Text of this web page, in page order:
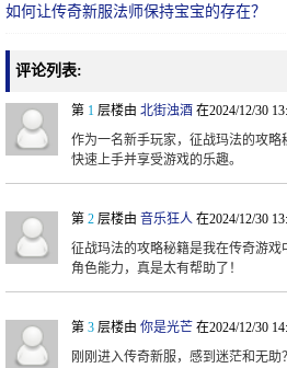
如何让传奇新服法师保持宝宝的存在？
评论列表:
第 1 层楼由 北街浊酒 在2024/12/30
作为一名新手玩家，征战玛法的攻
快速上手并享受游戏的乐趣。
第 2 层楼由 音乐狂人 在2024/12/30
征战玛法的攻略秘籍是我在传奇游
角色能力，真是太有帮助了！
第 3 层楼由 你是光芒 在2024/12/30
刚刚进入传奇新服，感到迷茫和无